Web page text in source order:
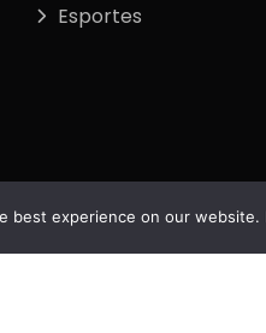
Esportes
best experience on our